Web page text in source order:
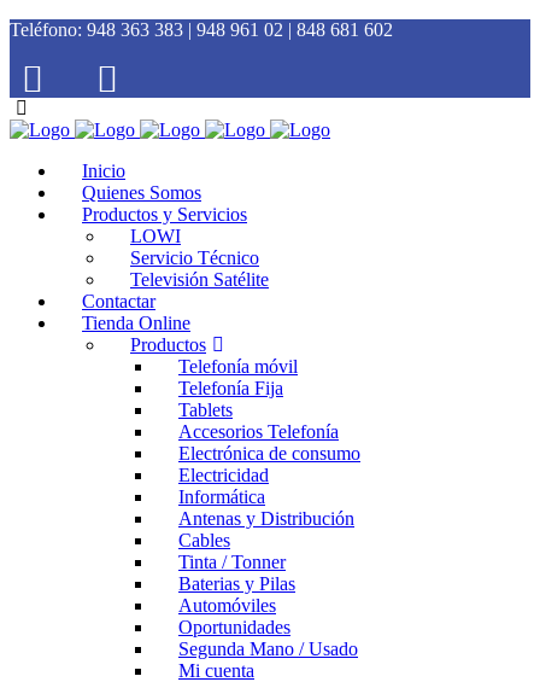
Teléfono: 948 363 383 | 948 961 02 | 848 681 602
Inicio
Quienes Somos
Productos y Servicios
LOWI
Servicio Técnico
Televisión Satélite
Contactar
Tienda Online
Productos
Telefonía móvil
Telefonía Fija
Tablets
Accesorios Telefonía
Electrónica de consumo
Electricidad
Informática
Antenas y Distribución
Cables
Tinta / Tonner
Baterias y Pilas
Automóviles
Oportunidades
Segunda Mano / Usado
Mi cuenta